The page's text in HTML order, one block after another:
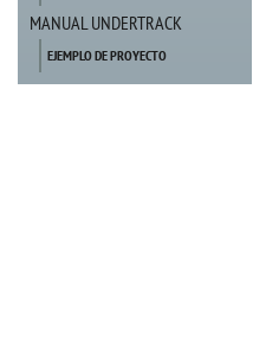
MANUAL UNDERTRACK
EJEMPLO DE PROYECTO